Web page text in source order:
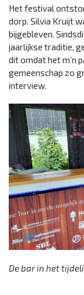
Het festival
dorp. Silvia Kruijt
bijgebleven.
jaarlijkse traditie,
dit omdat het m’n
gemeenschap zo
interview.
De bar in het